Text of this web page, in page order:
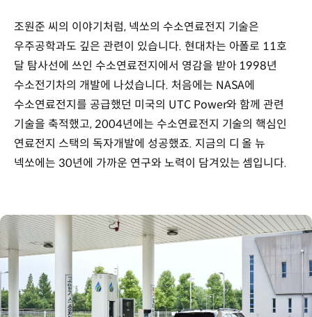
조원준 씨의 이야기처럼, 넥쏘의 수소연료전지 기술은
우주공학과도 깊은 관련이 있습니다. 현대차는 아폴로 11호
달 탐사선에 쓰인 수소연료전지에서 영감을 받아 1998년
수소전기차의 개발에 나섰습니다. 처음에는 NASA에
수소연료전지를 공급했던 미국의 UTC Power와 함께 관련
기술을 축적했고, 2004년에는 수소연료전지 기술의 핵심인
연료전지 스택의 독자개발에 성공했죠. 지금의 디 올 뉴
넥쏘에는 30년에 가까운 연구와 노력이 담겨있는 셈입니다.